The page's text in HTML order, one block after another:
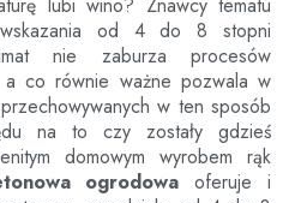
od 4 do 8 stopni
nie zaburza procesów
a co równie ważne pozwala w
w ten sposób
na to czy zostały gdzieś
domowym wyrobem rąk
ogrodowa oferuje i